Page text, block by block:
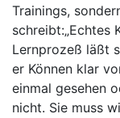
Trainings,
schreibt:„Echtes
Lernprozeß läßt
er Können klar
einmal gesehen
nicht. Sie muss